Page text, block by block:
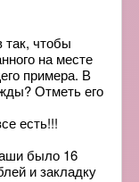
чтобы
на месте
примера. В
Отметь его
есть!!!
было 16
и закладку